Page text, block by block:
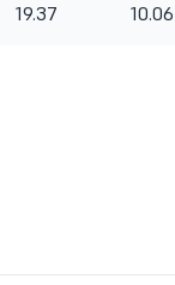
19.37 10.06